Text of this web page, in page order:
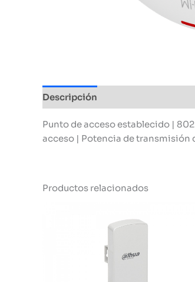
Descripción
Punto de acceso establecido |
acceso | Potencia de transmisión
Productos relacionados